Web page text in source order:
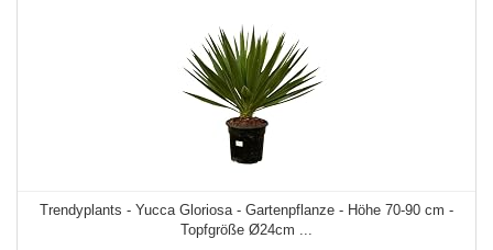
Trendyplants - Yucca Gloriosa - Gartenpflanze - Höhe 70-90 cm -
Topfgröße Ø24cm ...